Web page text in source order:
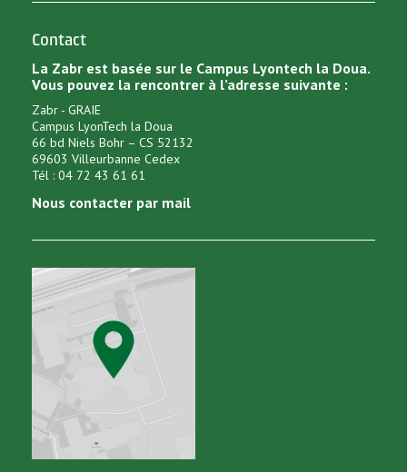
Contact
La Zabr est basée sur le Campus Lyontech la Doua.
Vous pouvez la rencontrer à l’adresse suivante :
Zabr - GRAIE
Campus LyonTech la Doua
66 bd Niels Bohr – CS 52132
69603 Villeurbanne Cedex
Tél : 04 72 43 61 61
Nous contacter par mail